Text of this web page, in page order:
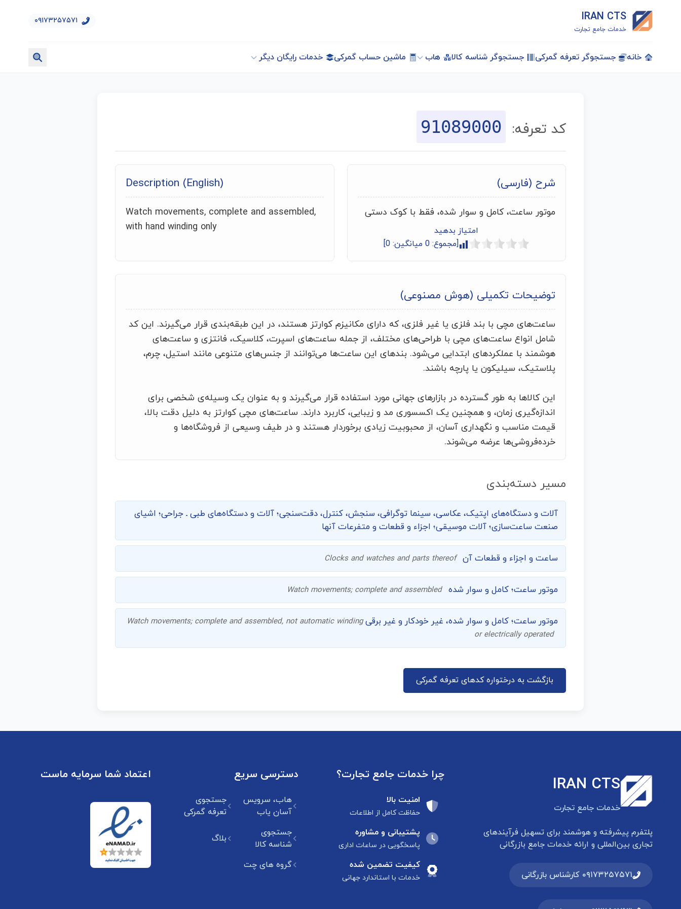
IRAN CTS
خدمات جامع تجارت
۰۹۱۷۳۲۵۷۵۷۱
خانه جستجوگر تعرفه گمرکی جستجوگر شناسه کالا هاب ماشین حساب گمرکی خدمات رایگان دیگر
کد تعرفه: 91089000
شرح (فارسی)
موتور ساعت، کامل و سوار شده، فقط با کوک دستی
امتیاز بدهید
[مجموع:0 میانگین:0
]
Description (English)
Watch movements, complete and assembled,
with hand winding only
توضیحات تکمیلی (هوش مصنوعی)
ساعت‌های مچی با بند فلزی یا غیر فلزی، که دارای مکانیزم کوارتز هستند، در این طبقه‌بندی قرار می‌گیرند. این کد
شامل انواع ساعت‌های مچی با طراحی‌های مختلف، از جمله ساعت‌های اسپرت، کلاسیک، فانتزی و ساعت‌های
هوشمند با عملکردهای ابتدایی می‌شود. بندهای این ساعت‌ها می‌توانند از جنس‌های متنوعی مانند استیل، چرم،
پلاستیک، سیلیکون یا پارچه باشند.
این کالاها به طور گسترده در بازارهای جهانی مورد استفاده قرار می‌گیرند و به عنوان یک وسیله‌ی شخصی برای
اندازه‌گیری زمان، و همچنین یک اکسسوری مد و زیبایی، کاربرد دارند. ساعت‌های مچی کوارتز به دلیل دقت بالا،
قیمت مناسب و نگهداری آسان، از محبوبیت زیادی برخوردار هستند و در طیف وسیعی از فروشگاه‌ها و
خرده‌فروشی‌ها عرضه می‌شوند.
مسیر دسته‌بندی
آلات و دستگاه‌های اپتیک، عکاسی، سینما توگرافی،‌ سنجش، کنترل، دقت‌سنجی؛ آلات و دستگاه‌های طبی ـ جراحی؛ اشیای
صنعت ساعت‌سازی؛ آلات موسیقی؛ اجزاء و قطعات و متفرعات آنها
ساعت و اجزاء و قطعات آن Clocks and watches and parts thereof
موتور ساعت؛ کامل و سوار شده Watch movements; complete and assembled
موتور ساعت؛ کامل و سوار شده، غیر خودکار و غیر برقیWatch movements; complete and assembled, not automatic winding
or electrically operated
بازگشت به درختواره کدهای تعرفه گمرکی
IRAN CTS
خدمات جامع تجارت
پلتفرم پیشرفته و هوشمند برای تسهیل فرآیندهای
تجاری بین‌المللی و ارائه خدمات جامع بازرگانی
۰۹۱۷۳۲۵۷۵۷۱ کارشناس بازرگانی
چرا خدمات جامع تجارت؟
امنیت بالا
حفاظت کامل از اطلاعات
پشتیبانی و مشاوره
پاسخگویی در ساعات اداری
کیفیت تضمین شده
خدمات با استاندارد جهانی
دسترسی سریع
هاب، سرویس
آسان یاب
جستجوی
تعرفه گمرکی
جستجوی
شناسه کالا
بلاگ
گروه های چت
اعتماد شما سرمایه ماست